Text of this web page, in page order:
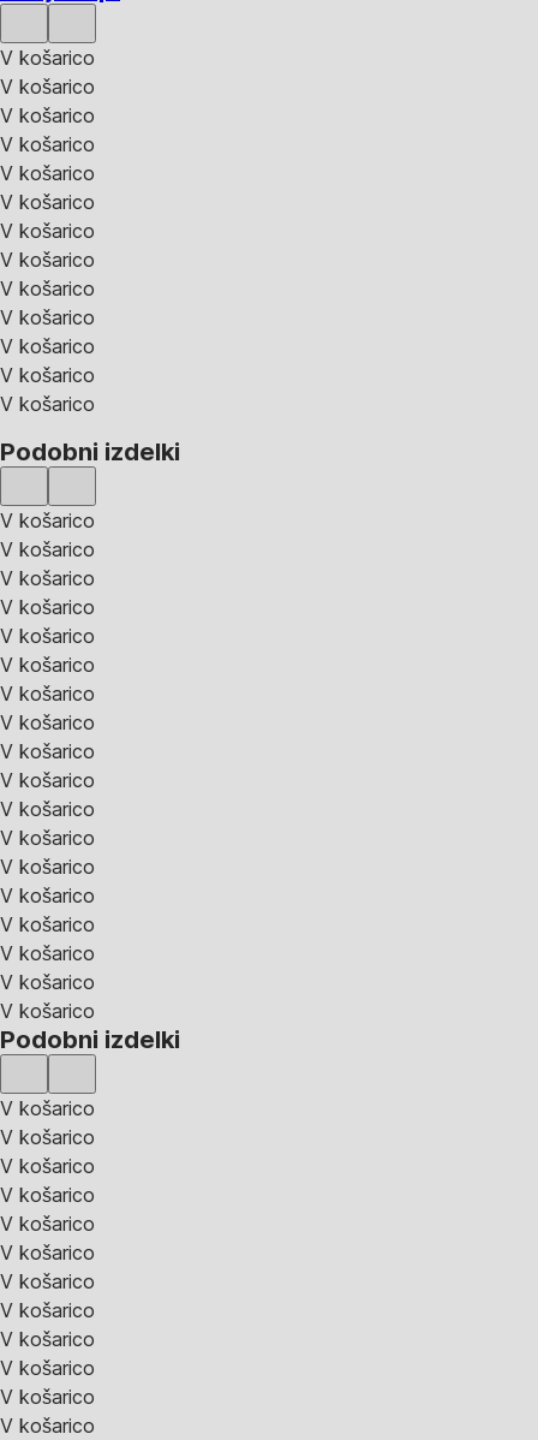
V košarico
V košarico
V košarico
V košarico
V košarico
V košarico
V košarico
V košarico
V košarico
V košarico
V košarico
V košarico
V košarico
Podobni izdelki
V košarico
V košarico
V košarico
V košarico
V košarico
V košarico
V košarico
V košarico
V košarico
V košarico
V košarico
V košarico
V košarico
V košarico
V košarico
V košarico
V košarico
V košarico
Podobni izdelki
V košarico
V košarico
V košarico
V košarico
V košarico
V košarico
V košarico
V košarico
V košarico
V košarico
V košarico
V košarico